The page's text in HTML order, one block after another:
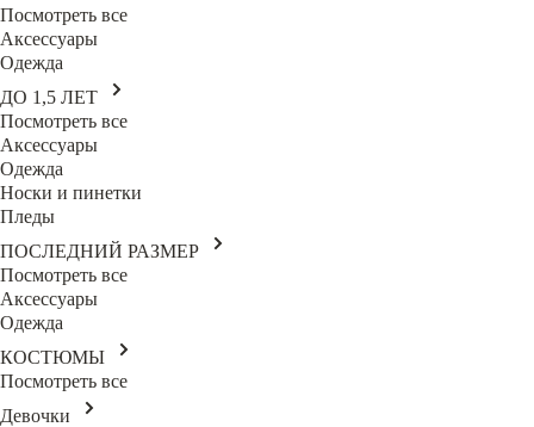
Посмотреть все
Аксессуары
Одежда
ДО 1,5 ЛЕТ
Посмотреть все
Аксессуары
Одежда
Носки и пинетки
Пледы
ПОСЛЕДНИЙ РАЗМЕР
Посмотреть все
Аксессуары
Одежда
КОСТЮМЫ
Посмотреть все
Девочки